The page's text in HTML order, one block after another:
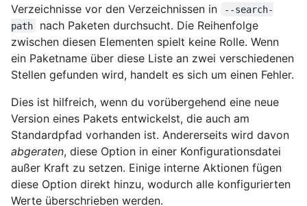
Verzeichnisse vor den Verzeichnissen in
--search-
path
nach Paketen durchsucht. Die Reihenfolge
zwischen diesen Elementen spielt keine Rolle. Wenn
ein Paketname über diese Liste an zwei verschiedenen
Stellen gefunden wird, handelt es sich um einen Fehler.
Dies ist hilfreich, wenn du vorübergehend eine neue
Version eines Pakets entwickelst, die auch am
Standardpfad vorhanden ist. Andererseits wird davon
abgeraten, diese Option in einer Konfigurationsdatei
außer Kraft zu setzen. Einige interne Aktionen fügen
diese Option direkt hinzu, wodurch alle konfigurierten
Werte überschrieben werden.